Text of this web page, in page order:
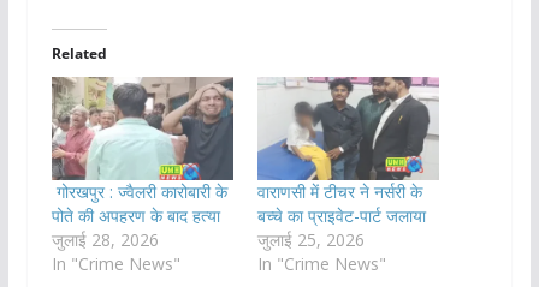
Related
गोरखपुर : ज्वैलरी कारोबारी के
पोते की अपहरण के बाद हत्या
जुलाई 28, 2026
In "Crime News"
वाराणसी में टीचर ने नर्सरी के
बच्चे का प्राइवेट-पार्ट जलाया
जुलाई 25, 2026
In "Crime News"